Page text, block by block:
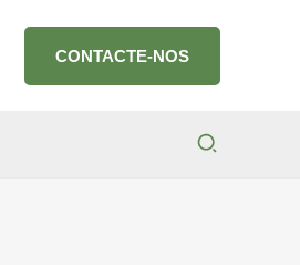
CONTACTE-NOS
Search